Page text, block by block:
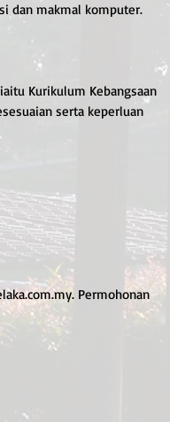
dan makmal komputer.
Kurikulum Kebangsaan
serta keperluan
Permohonan